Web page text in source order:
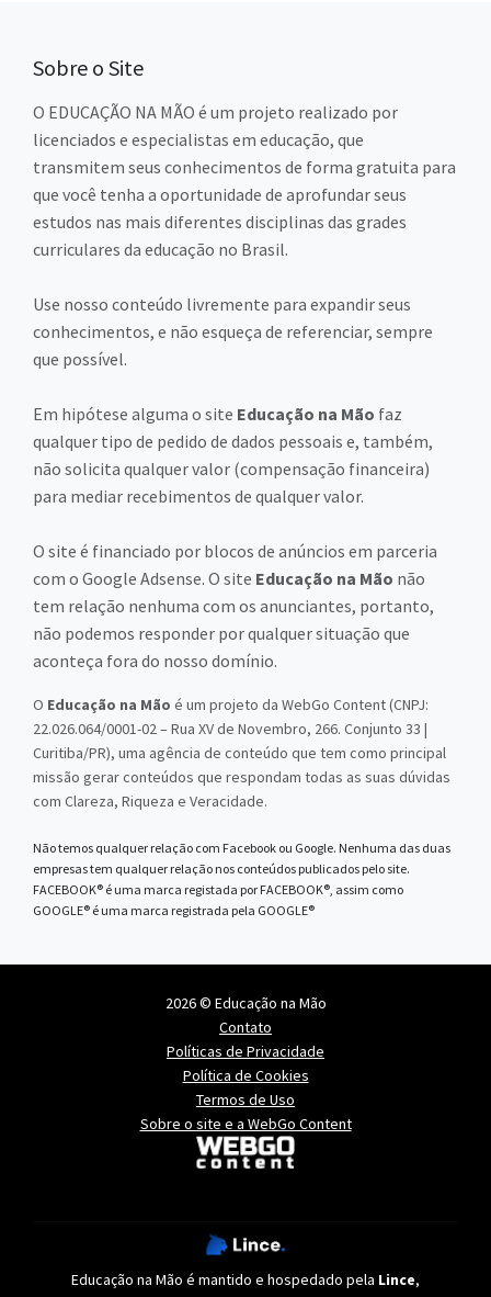
Sobre o Site
O EDUCAÇÃO NA MÃO é um projeto realizado por
licenciados e especialistas em educação, que
transmitem seus conhecimentos de forma gratuita para
que você tenha a oportunidade de aprofundar seus
estudos nas mais diferentes disciplinas das grades
curriculares da educação no Brasil.
Use nosso conteúdo livremente para expandir seus
conhecimentos, e não esqueça de referenciar, sempre
que possível.
Em hipótese alguma o site Educação na Mão faz
qualquer tipo de pedido de dados pessoais e, também,
não solicita qualquer valor (compensação financeira)
para mediar recebimentos de qualquer valor.
O site é financiado por blocos de anúncios em parceria
com o Google Adsense. O site Educação na Mão não
tem relação nenhuma com os anunciantes, portanto,
não podemos responder por qualquer situação que
aconteça fora do nosso domínio.
O Educação na Mão é um projeto da WebGo Content (CNPJ:
22.026.064/0001-02 – Rua XV de Novembro, 266. Conjunto 33 |
Curitiba/PR), uma agência de conteúdo que tem como principal
missão gerar conteúdos que respondam todas as suas dúvidas
com Clareza, Riqueza e Veracidade.
Não temos qualquer relação com Facebook ou Google. Nenhuma das duas
empresas tem qualquer relação nos conteúdos publicados pelo site.
FACEBOOK® é uma marca registada por FACEBOOK®, assim como
GOOGLE® é uma marca registrada pela GOOGLE®
2026 © Educação na Mão
Contato
Políticas de Privacidade
Política de Cookies
Termos de Uso
Sobre o site e a WebGo Content
Educação na Mão é mantido e hospedado pela Lince,